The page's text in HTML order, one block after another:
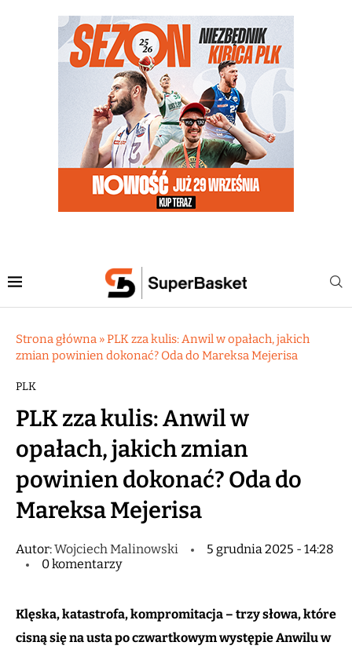
Strona główna »PLK zza kulis: Anwil w opałach, jakich
zmian powinien dokonać? Oda do Mareksa Mejerisa
PLK
PLK zza kulis: Anwil w
opałach, jakich zmian
powinien dokonać? Oda do
Mareksa Mejerisa
Autor:Wojciech Malinowski
5 grudnia 2025 - 14:28
0 komentarzy
Klęska, katastrofa, kompromitacja – trzy słowa, które
cisną się na usta po czwartkowym występie Anwilu w